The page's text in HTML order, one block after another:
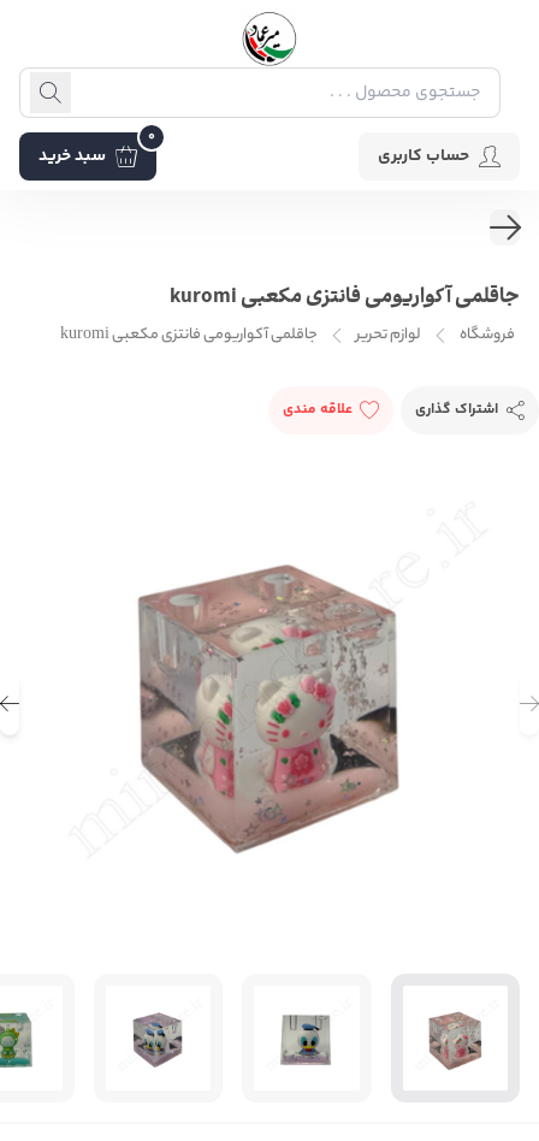
حساب کاربری سبد خرید
0
جاقلمی آکواریومی فانتزی مکعبی kuromi
فروشگاه لوازم تحریر جاقلمی آکواریومی فانتزی مکعبی kuromi
اشتراک گذاری علاقه مندی